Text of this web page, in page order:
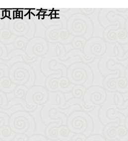
页面不存在